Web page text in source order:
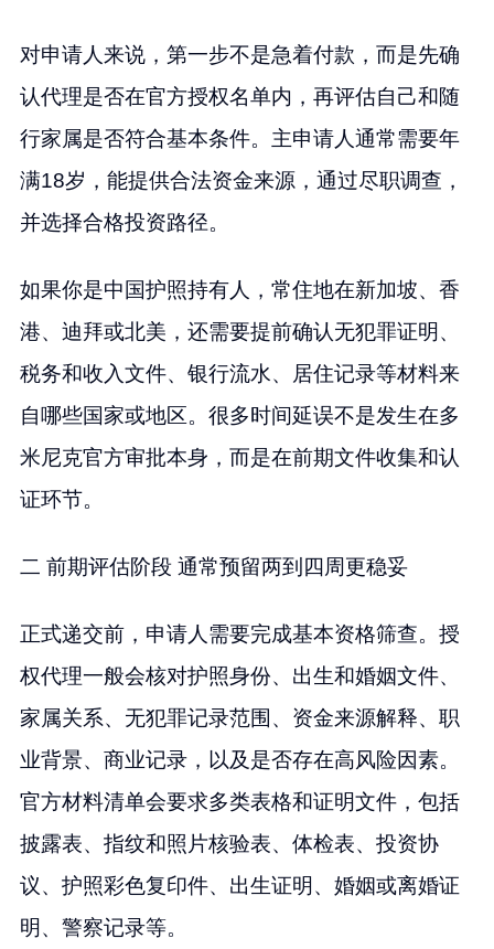
对申请人来说，第一步不是急着付款，而是先确
认代理是否在官方授权名单内，再评估自己和随
行家属是否符合基本条件。主申请人通常需要年
满18岁，能提供合法资金来源，通过尽职调查，
并选择合格投资路径。
如果你是中国护照持有人，常住地在新加坡、香
港、迪拜或北美，还需要提前确认无犯罪证明、
税务和收入文件、银行流水、居住记录等材料来
自哪些国家或地区。很多时间延误不是发生在多
米尼克官方审批本身，而是在前期文件收集和认
证环节。
二 前期评估阶段 通常预留两到四周更稳妥
正式递交前，申请人需要完成基本资格筛查。授
权代理一般会核对护照身份、出生和婚姻文件、
家属关系、无犯罪记录范围、资金来源解释、职
业背景、商业记录，以及是否存在高风险因素。
官方材料清单会要求多类表格和证明文件，包括
披露表、指纹和照片核验表、体检表、投资协
议、护照彩色复印件、出生证明、婚姻或离婚证
明、警察记录等。